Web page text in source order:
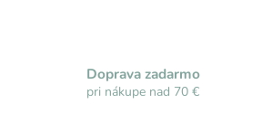
Doprava zadarmo
pri nákupe nad 70 €